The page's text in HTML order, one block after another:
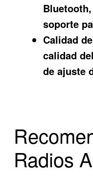
soporte
Calidad
calidad
de ajuste
Radios